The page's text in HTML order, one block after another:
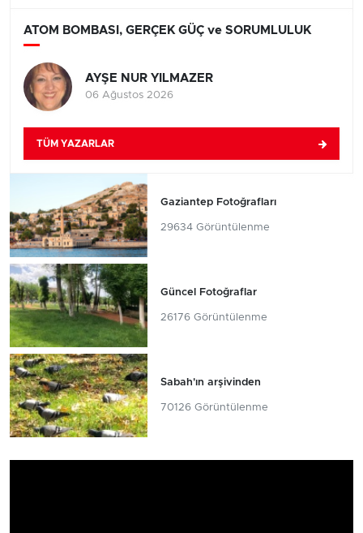
ATOM BOMBASI, GERÇEK GÜÇ ve SORUMLULUK
AYŞE NUR YILMAZER
06 Ağustos 2026
TÜM YAZARLAR
Gaziantep Fotoğrafları
29634 Görüntülenme
Güncel Fotoğraflar
26176 Görüntülenme
Sabah'ın arşivinden
70126 Görüntülenme